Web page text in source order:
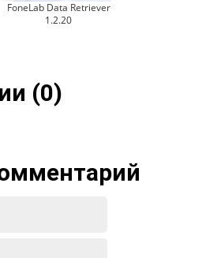
FoneLab Data Retriever
1.2.20
(0)